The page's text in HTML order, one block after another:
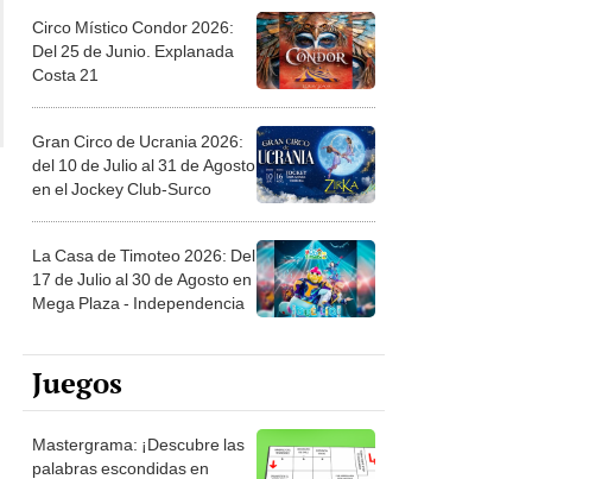
Circo Místico Condor 2026:
Del 25 de Junio. Explanada
Costa 21
Gran Circo de Ucrania 2026:
del 10 de Julio al 31 de Agosto
en el Jockey Club-Surco
La Casa de Timoteo 2026: Del
17 de Julio al 30 de Agosto en
Mega Plaza - Independencia
Juegos
Mastergrama: ¡Descubre las
palabras escondidas en